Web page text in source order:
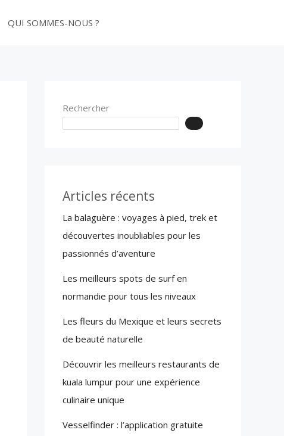
QUI SOMMES-NOUS ?
Rechercher
Articles récents
La balaguère : voyages à pied, trek et
découvertes inoubliables pour les
passionnés d’aventure
Les meilleurs spots de surf en
normandie pour tous les niveaux
Les fleurs du Mexique et leurs secrets
de beauté naturelle
Découvrir les meilleurs restaurants de
kuala lumpur pour une expérience
culinaire unique
Vesselfinder : l’application gratuite